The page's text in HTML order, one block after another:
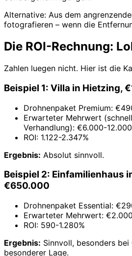
Alternative: Aus dem
fotografieren – wenn die
Die ROI-Rechnung:
Zahlen luegen nicht. Hier ist die
Beispiel 1: Villa in Hietzing,
Drohnenpaket Premium:
Erwarteter Mehrwert
Verhandlung): €6.000-12.000
ROI: 1.122-2.347%
Ergebnis: Absolut sinnvoll.
Beispiel 2: Einfamilienhaus
€650.000
Drohnenpaket Essential:
Erwarteter Mehrwert:
ROI: 590-1.280%
Ergebnis: Sinnvoll, besonders
besonderer Lage.